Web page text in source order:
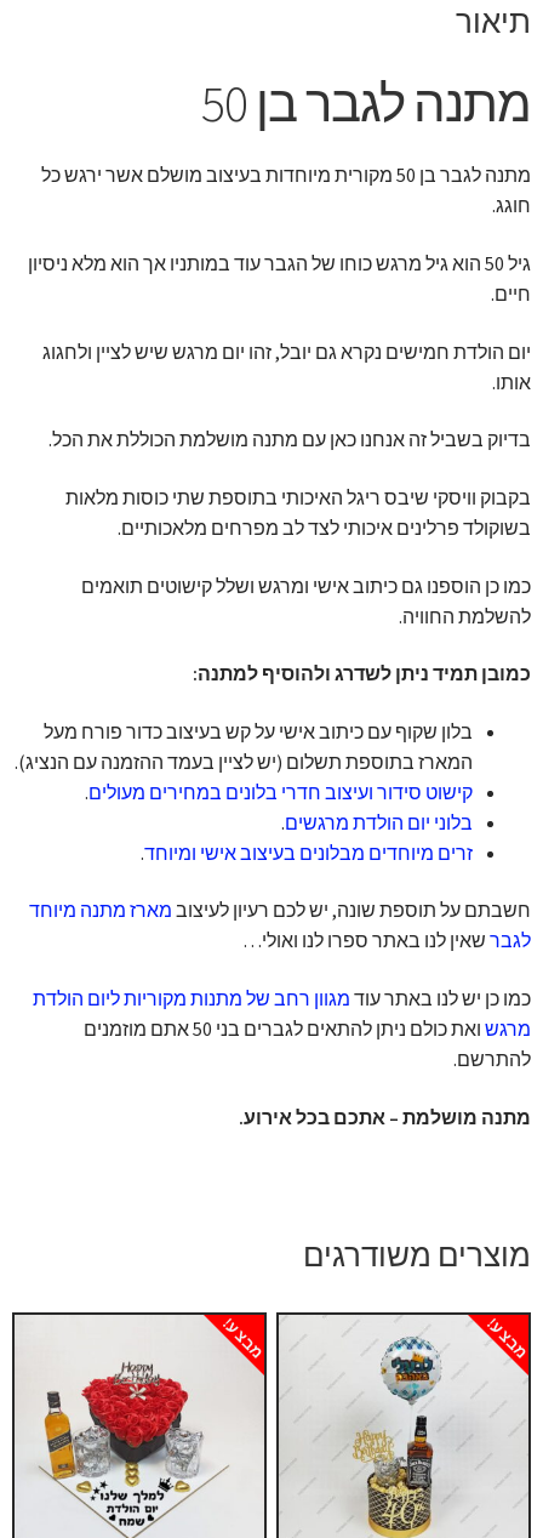
תיאור
מתנה לגבר בן 50
מתנה לגבר בן 50 מקורית מיוחדות בעיצוב מושלם אשר ירגש כל
חוגג.
גיל 50 הוא גיל מרגש כוחו של הגבר עוד במותניו אך הוא מלא ניסיון
חיים.
יום הולדת חמישים נקרא גם יובל, זהו יום מרגש שיש לציין ולחגוג
אותו.
בדיוק בשביל זה אנחנו כאן עם מתנה מושלמת הכוללת את הכל.
בקבוק וויסקי שיבס ריגל האיכותי בתוספת שתי כוסות מלאות
בשוקולד פרלינים איכותי לצד לב מפרחים מלאכותיים.
כמו כן הוספנו גם כיתוב אישי ומרגש ושלל קישוטים תואמים
להשלמת החוויה.
כמובן תמיד ניתן לשדרג ולהוסיף למתנה:
בלון שקוף עם כיתוב אישי על קש בעיצוב כדור פורח מעל
המארז בתוספת תשלום (יש לציין בעמד ההזמנה עם הנציג).
קישוט סידור ועיצוב חדרי בלונים במחירים מעולים.
בלוני יום הולדת מרגשים.
זרים מיוחדים מבלונים בעיצוב אישי ומיוחד.
חשבתם על תוספת שונה, יש לכם רעיון לעיצוב מארז מתנה מיוחד
לגבר שאין לנו באתר ספרו לנו ואולי…
כמו כן יש לנו באתר עוד מגוון רחב של מתנות מקוריות ליום הולדת
מרגש
ואת כולם ניתן להתאים לגברים בני 50 אתם מוזמנים
להתרשם.
מתנה מושלמת – אתכם בכל אירוע.
מוצרים משודרגים
מבצע! מבצע!